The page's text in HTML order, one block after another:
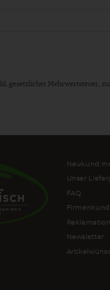
gesetzlicher Mehrwertsteuer,
Unser
FAQ
Newsletter